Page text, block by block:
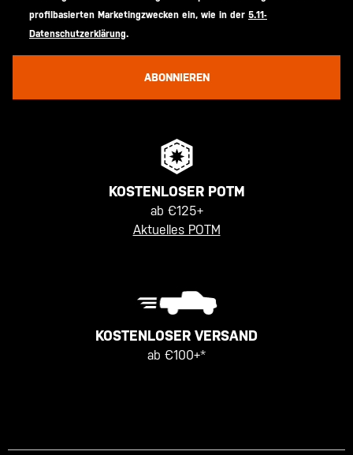
profilbasierten Marketingzwecken ein, wie in der 5.11-
Datenschutzerklärung.
ABONNIEREN
KOSTENLOSER POTM
ab €125+
Aktuelles POTM
KOSTENLOSER VERSAND
ab €100+*